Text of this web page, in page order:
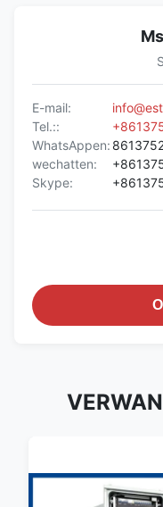
E-mail:
Tel.::
WhatsAppen:
wechatten:
Skype: